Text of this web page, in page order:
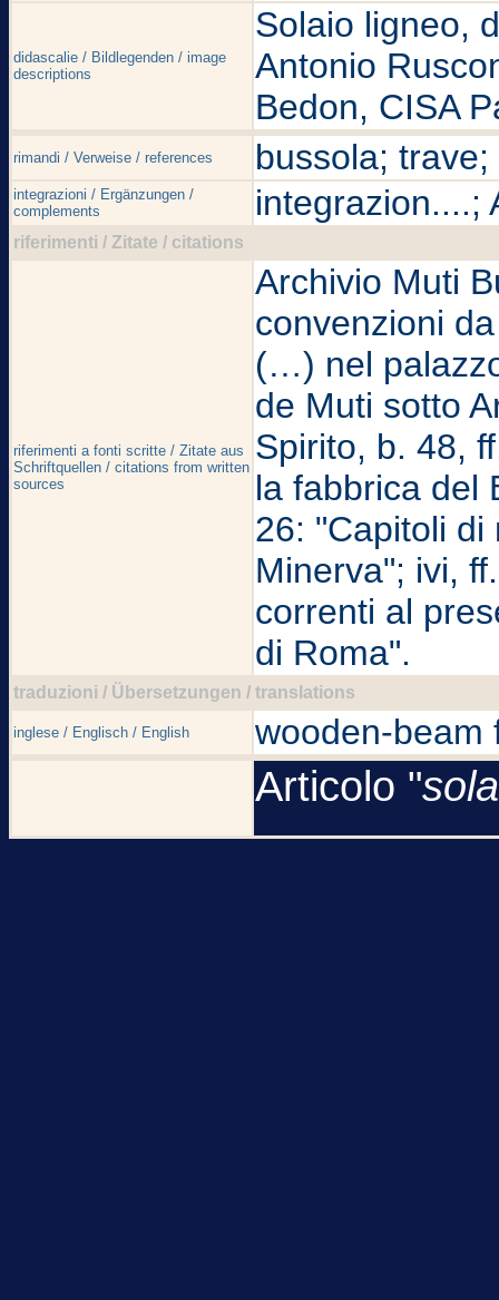
didascalie / Bildlegenden / image
descriptions
Solaio ligneo,
Antonio
Bedon, CISA
rimandi / Verweise / references bussola; trave;
integrazioni / Ergänzungen /
complements
integrazion....;
riferimenti / Zitate / citations
riferimenti a fonti scritte / Zitate aus
Schriftquellen / citations from written
sources
Archivio Muti
convenzioni
(…) nel
de Muti sotto
Spirito, b. 48,
la fabbrica del
26: "Capitoli
Minerva"; ivi,
correnti al
di Roma".
traduzioni / Übersetzungen / translations
inglese / Englisch / English wooden-beam
Articolo "